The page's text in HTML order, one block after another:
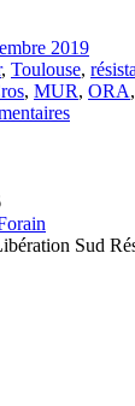
2019
, Toulouse,
, MUR, ORA,